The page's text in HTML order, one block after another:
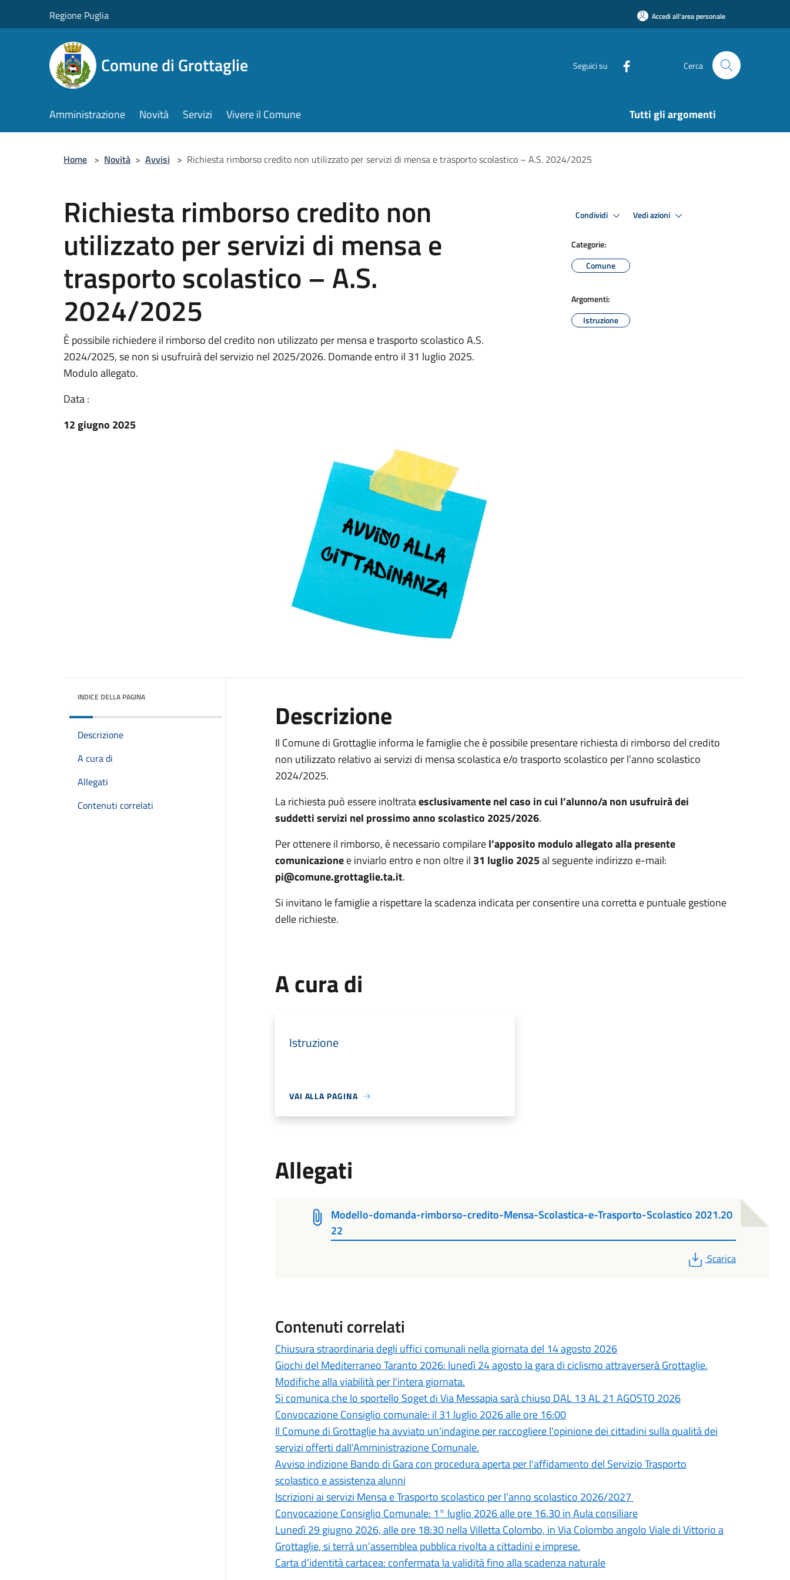
Regione Puglia Accedi all'area personale
Comune di Grottaglie Seguici su Cerca
Amministrazione Novità Servizi Vivere il Comune Tutti gli argomenti
Home > Novità > Avvisi > Richiesta rimborso credito non utilizzato per servizi di mensa e trasporto scolastico – A.S. 2024/2025
Richiesta rimborso credito non
utilizzato per servizi di mensa e
trasporto scolastico – A.S.
2024/2025
È possibile richiedere il rimborso del credito non utilizzato per mensa e trasporto scolastico A.S.
2024/2025, se non si usufruirà del servizio nel 2025/2026. Domande entro il 31 luglio 2025.
Modulo allegato.
Data :
12 giugno 2025
Condividi Vedi azioni
Categorie:
Comune
Argomenti:
Istruzione
INDICE DELLA PAGINA
Descrizione
A cura di
Allegati
Contenuti correlati
Descrizione
Il Comune di Grottaglie informa le famiglie che è possibile presentare richiesta di rimborso del credito
non utilizzato relativo ai servizi di mensa scolastica e/o trasporto scolastico per l’anno scolastico
2024/2025.
La richiesta può essere inoltrataesclusivamente nel caso in cui l’alunno/a non usufruirà dei
suddetti servizi nel prossimo anno scolastico 2025/2026.
Per ottenere il rimborso, è necessario compilarel’apposito modulo allegato alla presente
comunicazionee inviarlo entro e non oltre il 31 luglio 2025al seguente indirizzo e-mail:
pi@comune.grottaglie.ta.it.
Si invitano le famiglie a rispettare la scadenza indicata per consentire una corretta e puntuale gestione
delle richieste.
A cura di
Istruzione
VAI ALLA PAGINA
Allegati
Modello-domanda-rimborso-credito-Mensa-Scolastica-e-Trasporto-Scolastico 2021.20
22
PDF
Scarica
Contenuti correlati
Chiusura straordinaria degli uffici comunali nella giornata del 14 agosto 2026
Giochi del Mediterraneo Taranto 2026: lunedì 24 agosto la gara di ciclismo attraverserà Grottaglie.
Modifiche alla viabilità per l'intera giornata.
Si comunica che lo sportello Soget di Via Messapia sarà chiuso DAL 13 AL 21 AGOSTO 2026
Convocazione Consiglio comunale: il 31 luglio 2026 alle ore 16:00
Il Comune di Grottaglie ha avviato un'indagine per raccogliere l'opinione dei cittadini sulla qualità dei
servizi offerti dall'Amministrazione Comunale.
Avviso indizione Bando di Gara con procedura aperta per l'affidamento del Servizio Trasporto
scolastico e assistenza alunni
Iscrizioni ai servizi Mensa e Trasporto scolastico per l’anno scolastico 2026/2027
Convocazione Consiglio Comunale: 1° luglio 2026 alle ore 16.30 in Aula consiliare
Lunedì 29 giugno 2026, alle ore 18:30 nella Villetta Colombo, in Via Colombo angolo Viale di Vittorio a
Grottaglie, si terrà un’assemblea pubblica rivolta a cittadini e imprese.
Carta d’identità cartacea: confermata la validità fino alla scadenza naturale